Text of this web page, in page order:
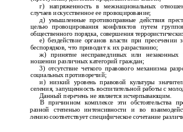
г) напряженность в межнациональных
случаев искусственное ее провоцирование;
д) умышленные противоправные действия
целью провоцирования конфликтов путем
общественного порядка, совершения
е) бездействие органов власти при пресечении
беспорядков, что приводит к их разрастанию;
ж) принятие несправедливых или
ношении различных категорий граждан;
3) отсутствие четкого правового механизма
социальных противоречий;
и) низкий уровень правовой культуры
селения, запущенность воспитательной работы с
Данный перечень не является исчерпывающим.
В причинном комплексе эти обстоятельства
разной степенью интенсивности и во
лению соответствует специфическое сочетание